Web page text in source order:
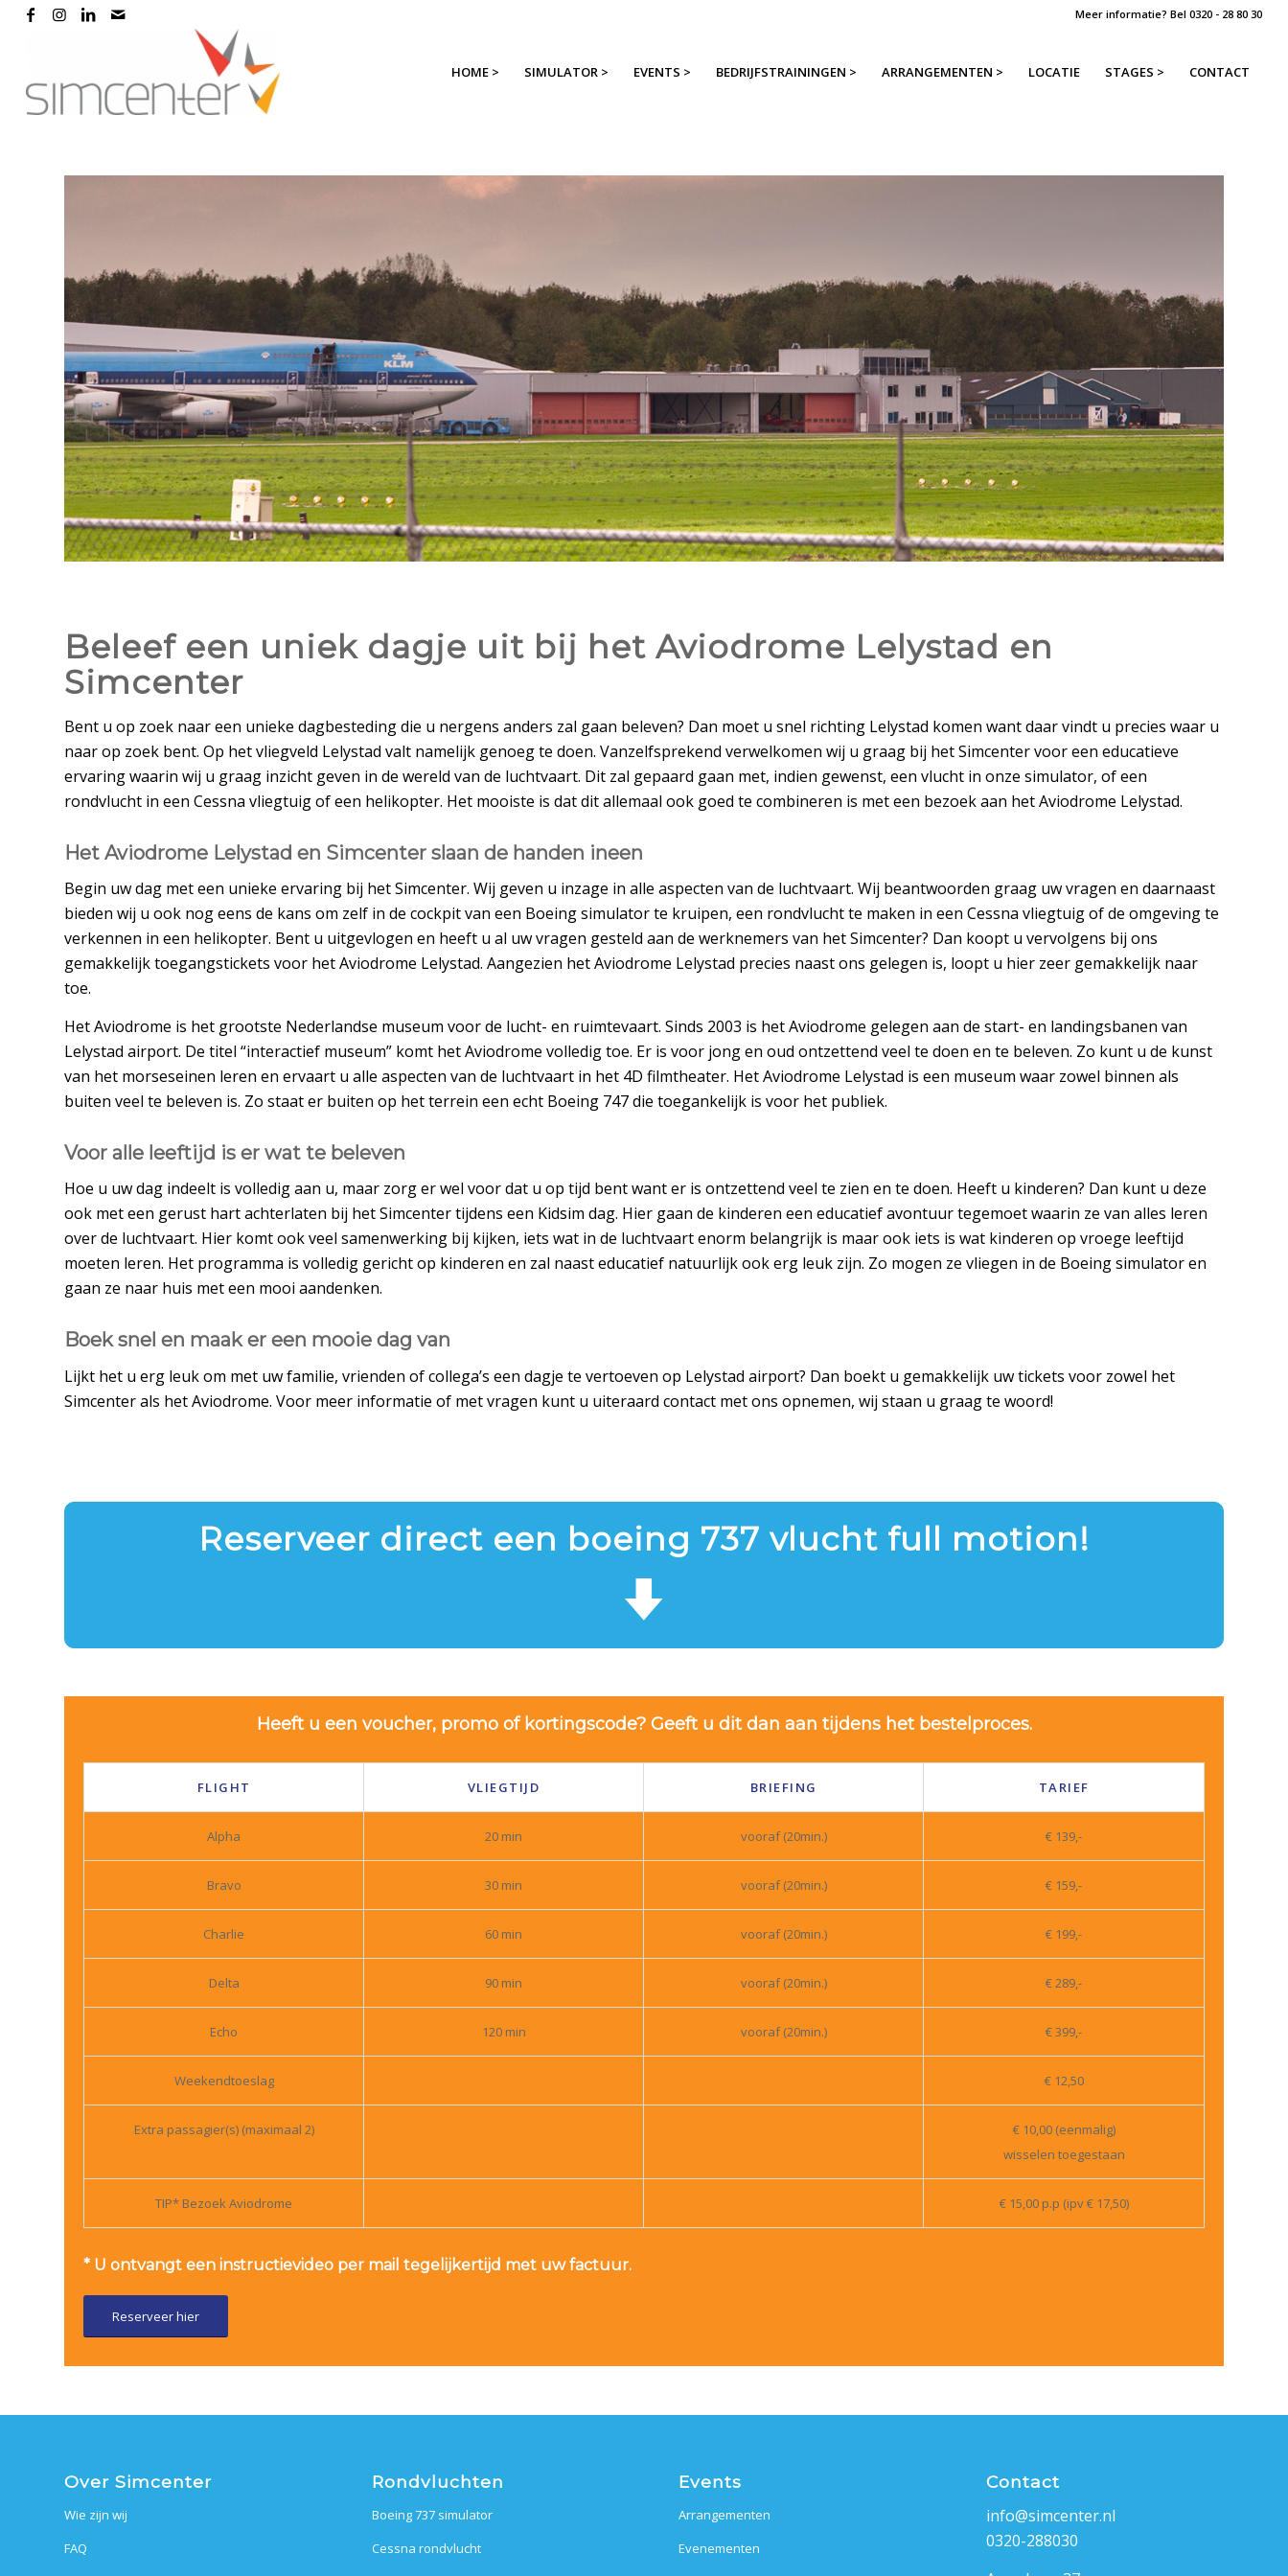
Meer informatie? Bel0320 - 28 80 30
HOME > SIMULATOR > EVENTS > BEDRIJFSTRAININGEN > ARRANGEMENTEN > LOCATIE STAGES > CONTACT
Beleef een uniek dagje uit bij het Aviodrome Lelystad en
Simcenter
Bent u op zoek naar een unieke dagbesteding die u nergens anders zal gaan beleven? Dan moet u snel richting Lelystad komen want daar vindt u precies waar u
naar op zoek bent. Op het vliegveld Lelystad valt namelijk genoeg te doen. Vanzelfsprekend verwelkomen wij u graag bij het Simcenter voor een educatieve
ervaring waarin wij u graag inzicht geven in de wereld van de luchtvaart. Dit zal gepaard gaan met, indien gewenst, een vlucht in onze simulator, of een
rondvlucht in een Cessna vliegtuig of een helikopter. Het mooiste is dat dit allemaal ook goed te combineren is met een bezoek aan het Aviodrome Lelystad.
Het Aviodrome Lelystad en Simcenter slaan de handen ineen
Begin uw dag met een unieke ervaring bij het Simcenter. Wij geven u inzage in alle aspecten van de luchtvaart. Wij beantwoorden graag uw vragen en daarnaast
bieden wij u ook nog eens de kans om zelf in de cockpit van een Boeing simulator te kruipen, een rondvlucht te maken in een Cessna vliegtuig of de omgeving te
verkennen in een helikopter. Bent u uitgevlogen en heeft u al uw vragen gesteld aan de werknemers van het Simcenter? Dan koopt u vervolgens bij ons
gemakkelijk toegangstickets voor het Aviodrome Lelystad. Aangezien het Aviodrome Lelystad precies naast ons gelegen is, loopt u hier zeer gemakkelijk naar
toe.
Het Aviodrome is het grootste Nederlandse museum voor de lucht- en ruimtevaart. Sinds 2003 is het Aviodrome gelegen aan de start- en landingsbanen van
Lelystad airport. De titel “interactief museum” komt het Aviodrome volledig toe. Er is voor jong en oud ontzettend veel te doen en te beleven. Zo kunt u de kunst
van het morseseinen leren en ervaart u alle aspecten van de luchtvaart in het 4D filmtheater. Het Aviodrome Lelystad is een museum waar zowel binnen als
buiten veel te beleven is. Zo staat er buiten op het terrein een echt Boeing 747 die toegankelijk is voor het publiek.
Voor alle leeftijd is er wat te beleven
Hoe u uw dag indeelt is volledig aan u, maar zorg er wel voor dat u op tijd bent want er is ontzettend veel te zien en te doen. Heeft u kinderen? Dan kunt u deze
ook met een gerust hart achterlaten bij het Simcenter tijdens een Kidsim dag. Hier gaan de kinderen een educatief avontuur tegemoet waarin ze van alles leren
over de luchtvaart. Hier komt ook veel samenwerking bij kijken, iets wat in de luchtvaart enorm belangrijk is maar ook iets is wat kinderen op vroege leeftijd
moeten leren. Het programma is volledig gericht op kinderen en zal naast educatief natuurlijk ook erg leuk zijn. Zo mogen ze vliegen in de Boeing simulator en
gaan ze naar huis met een mooi aandenken.
Boek snel en maak er een mooie dag van
Lijkt het u erg leuk om met uw familie, vrienden of collega’s een dagje te vertoeven op Lelystad airport? Dan boekt u gemakkelijk uw tickets voor zowel het
Simcenter als het Aviodrome. Voor meer informatie of met vragen kunt u uiteraard contact met ons opnemen, wij staan u graag te woord!
Reserveer direct een boeing 737 vlucht full motion!
Heeft u een voucher, promo of kortingscode? Geeft u dit dan aan tijdens het bestelproces.
FLIGHT VLIEGTIJD BRIEFING TARIEF
Alpha 20 min vooraf (20min.) € 139,-
Bravo 30 min vooraf (20min.) € 159,-
Charlie 60 min vooraf (20min.) € 199,-
Delta 90 min vooraf (20min.) € 289,-
Echo 120 min vooraf (20min.) € 399,-
Weekendtoeslag € 12,50
Extra passagier(s) (maximaal 2)
€ 10,00 (eenmalig)
wisselen toegestaan
TIP* Bezoek Aviodrome € 15,00 p.p (ipv € 17,50)
* U ontvangt een instructievideo per mail tegelijkertijd met uw factuur.
Reserveer hier
Over Simcenter
Wie zijn wij
FAQ
Rondvluchten
Boeing 737 simulator
Cessna rondvlucht
Events
Arrangementen
Evenementen
Contact
info@simcenter.nl
0320-288030